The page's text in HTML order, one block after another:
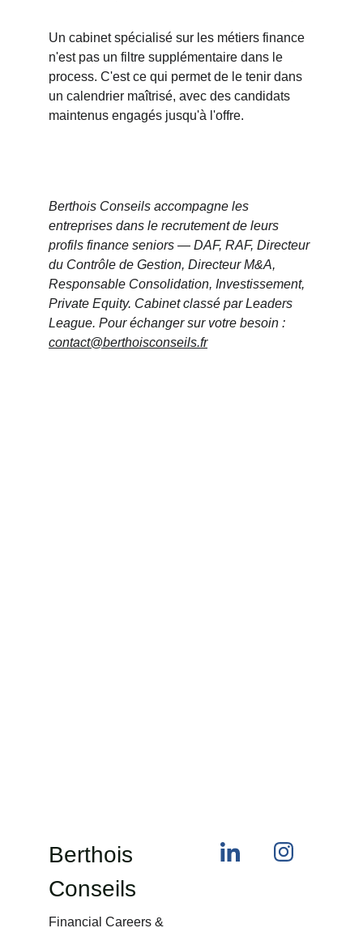
Un cabinet spécialisé sur les métiers finance
n'est pas un filtre supplémentaire dans le
process. C'est ce qui permet de le tenir dans
un calendrier maîtrisé, avec des candidats
maintenus engagés jusqu'à l'offre.
Berthois Conseils accompagne les
entreprises dans le recrutement de leurs
profils finance seniors — DAF, RAF, Directeur
du Contrôle de Gestion, Directeur M&A,
Responsable Consolidation, Investissement,
Private Equity. Cabinet classé par Leaders
League. Pour échanger sur votre besoin :
contact@berthoisconseils.fr
Berthois
Conseils
Financial Careers &